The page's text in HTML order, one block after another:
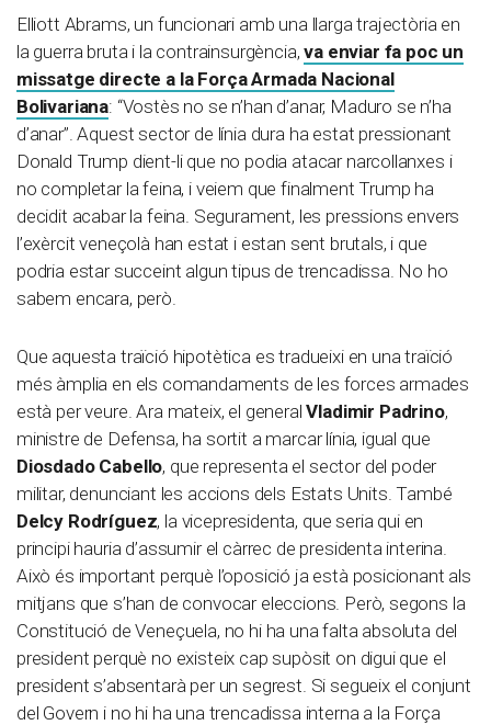
Elliott Abrams, un funcionari amb una llarga trajectòria en
la guerra bruta i la contrainsurgència,va enviar fa poc un
missatge directe a la Força Armada Nacional
Bolivariana: “Vostès no se n’han d’anar, Maduro se n’ha
d’anar”. Aquest sector de línia dura ha estat pressionant
Donald Trump dient-li que no podia atacar narcollanxes i
no completar la feina, i veiem que finalment Trump ha
decidit acabar la feina. Segurament, les pressions envers
l’exèrcit veneçolà han estat i estan sent brutals, i que
podria estar succeint algun tipus de trencadissa. No ho
sabem encara, però.
Que aquesta traïció hipotètica es tradueixi en una traïció
més àmplia en els comandaments de les forces armades
està per veure. Ara mateix, el generalVladimir Padrino,
ministre de Defensa, ha sortit a marcar línia, igual que
Diosdado Cabello, que representa el sector del poder
militar, denunciant les accions dels Estats Units. També
Delcy Rodríguez, la vicepresidenta, que seria qui en
principi hauria d’assumir el càrrec de presidenta interina.
Això és important perquè l’oposició ja està posicionant als
mitjans que s’han de convocar eleccions. Però, segons la
Constitució de Veneçuela, no hi ha una falta absoluta del
president perquè no existeix cap supòsit on digui que el
president s’absentarà per un segrest. Si segueix el conjunt
del Govern i no hi ha una trencadissa interna a la Força